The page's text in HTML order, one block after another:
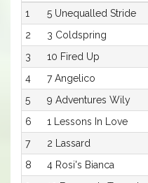
1
5 Unequalled Stride
2
3 Coldspring
3
10 Fired Up
4
7 Angelico
5
9 Adventures Wily
6
1 Lessons In Love
7
2 Lassard
8
4 Rosi's Bianca